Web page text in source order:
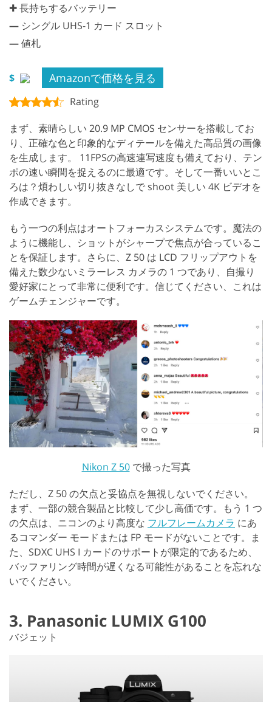
✚ 長持ちするバッテリー
— シングル UHS-1 カード スロット
—値札
$ Amazonで価格を見る
Rating
まず、素晴らしい 20.9 MP CMOS センサーを搭載してお
り、正確な色と印象的なディテールを備えた高品質の画像
を生成します。 11FPSの高速連写速度も備えており、テン
ポの速い瞬間を捉えるのに最適です。そして一番いいとこ
ろは？煩わしい切り抜きなしで shoot 美しい 4K ビデオを
作成できます。
もう一つの利点はオートフォーカスシステムです。魔法の
ように機能し、ショットがシャープで焦点が合っているこ
とを保証します。さらに、Z 50 は LCD フリップアウトを
備えた数少ないミラーレス カメラの 1 つであり、自撮り
愛好家にとって非常に便利です。信じてください、これは
ゲームチェンジャーです。
Nikon Z 50で撮った写真
ただし、Z 50 の欠点と妥協点を無視しないでください。
まず、一部の競合製品と比較して少し高価です。もう 1 つ
の欠点は、ニコンのより高度な フルフレームカメラ にあ
るコマンダー モードまたは FP モードがないことです。ま
た、SDXC UHS I カードのサポートが限定的であるため、
バッファリング時間が遅くなる可能性があることを忘れな
いでください。
3. Panasonic LUMIX G100
バジェット